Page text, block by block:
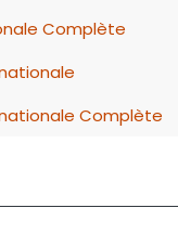
Complète
Complète